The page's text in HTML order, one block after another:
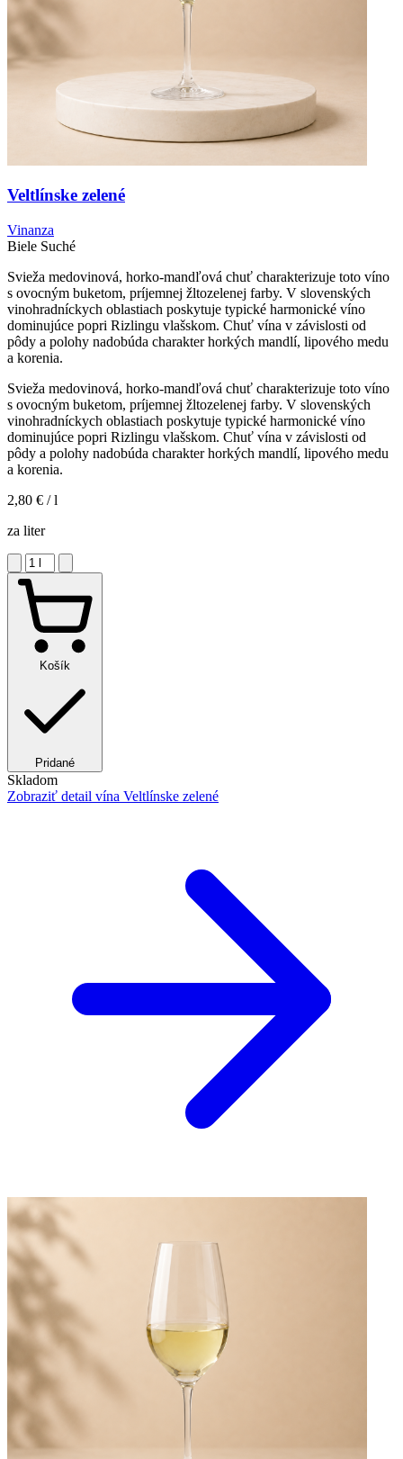
Veltlínske zelené
Vinanza
Biele Suché
Svieža medovinová, horko-mandľová chuť charakterizuje toto víno
s ovocným buketom, príjemnej žltozelenej farby. V slovenských
vinohradníckych oblastiach poskytuje typické harmonické víno
dominujúce popri Rizlingu vlašskom. Chuť vína v závislosti od
pôdy a polohy nadobúda charakter horkých mandlí, lipového medu
a korenia.
Svieža medovinová, horko-mandľová chuť charakterizuje toto víno
s ovocným buketom, príjemnej žltozelenej farby. V slovenských
vinohradníckych oblastiach poskytuje typické harmonické víno
dominujúce popri Rizlingu vlašskom. Chuť vína v závislosti od
pôdy a polohy nadobúda charakter horkých mandlí, lipového medu
a korenia.
2,80 € / l
za liter
Košík
Pridané
Skladom
Zobraziť detail vína Veltlínske zelené